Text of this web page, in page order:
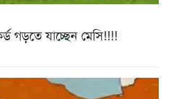
গড়তে যাচ্ছেন মেসি!!!!